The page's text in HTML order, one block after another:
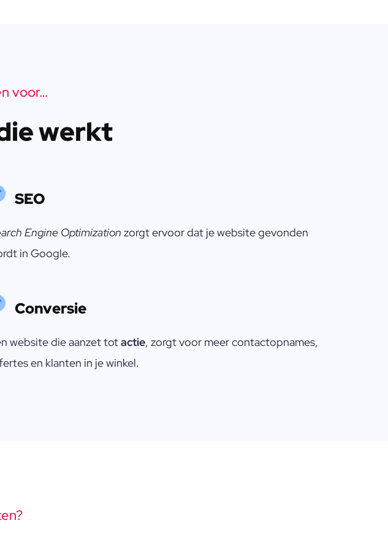
voor…
werkt
SEO
Engine Optimization zorgt ervoor dat je website gevonden
in Google.
Conversie
website die aanzet totactie, zorgt voor meer contactopnames,
en klanten in je winkel.